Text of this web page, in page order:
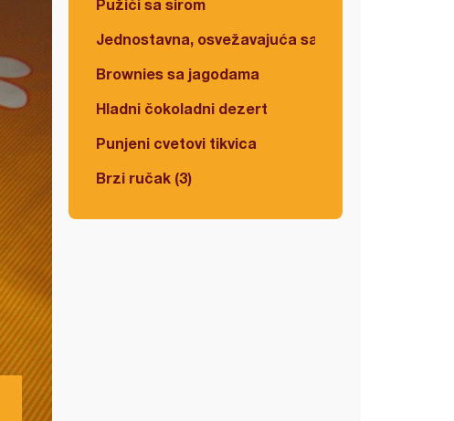
Pužići sa sirom
Jednostavna, osvežavajuća salata
Brownies sa jagodama
Hladni čokoladni dezert
Punjeni cvetovi tikvica
Brzi ručak (3)